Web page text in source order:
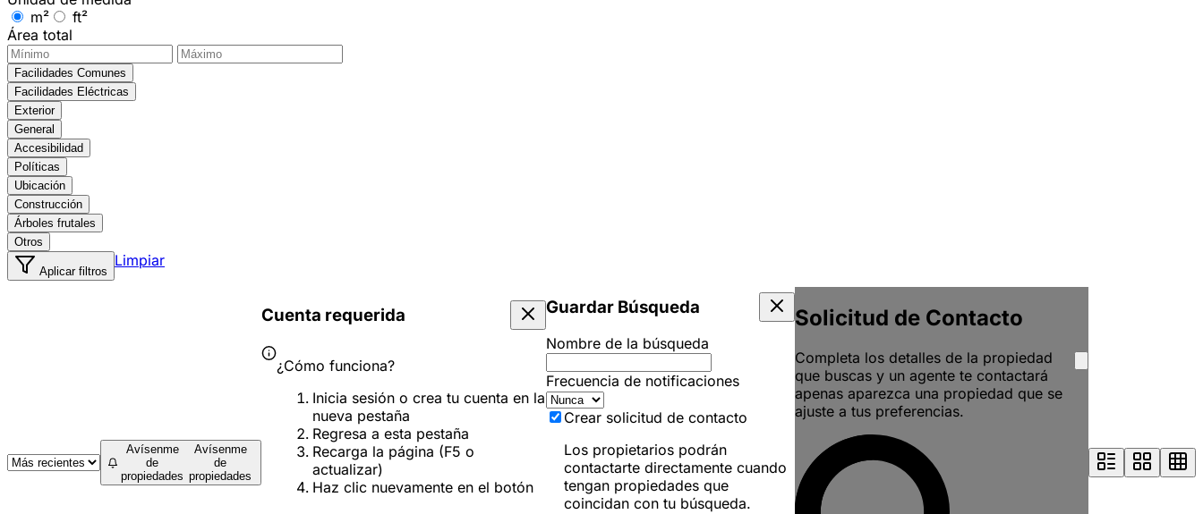
m²
ft²
Área total
Facilidades Comunes
Facilidades Eléctricas
Exterior
General
Accesibilidad
Políticas
Ubicación
Construcción
Árboles frutales
Otros
Aplicar filtros
Limpiar
Avísenme
de
propiedades
Avísenme
de
propiedades
Cuenta requerida
¿Cómo funciona?
Inicia sesión o crea tu cuenta en la
nueva pestaña
Regresa a esta pestaña
Recarga la página (F5 o
actualizar)
Haz clic nuevamente en el botón
Guardar Búsqueda
Nombre de la búsqueda
Frecuencia de notificaciones
Crear solicitud de contacto
Los propietarios podrán
contactarte directamente cuando
tengan propiedades que
coincidan con tu búsqueda.
Solicitud de Contacto
Completa los detalles de la propiedad
que buscas y un agente te contactará
apenas aparezca una propiedad que se
ajuste a tus preferencias.